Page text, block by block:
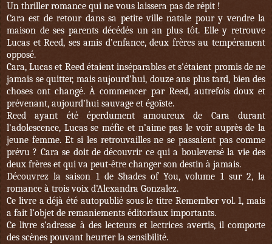
Un thriller romance qui ne vous laissera pas de répit !
Cara est de retour dans sa petite ville natale pour y vendre la
maison de ses parents décédés un an plus tôt. Elle y retrouve
Lucas et Reed, ses amis d’enfance, deux frères au tempérament
opposé.
Cara, Lucas et Reed étaient inséparables et s'étaient promis de ne
jamais se quitter, mais aujourd'hui, douze ans plus tard, bien des
choses ont changé. À commencer par Reed, autrefois doux et
prévenant, aujourd’hui sauvage et égoïste.
Reed ayant été éperdument amoureux de Cara durant
l'adolescence, Lucas se méfie et n’aime pas le voir auprès de la
jeune femme. Et si les retrouvailles ne se passaient pas comme
prévu ? Cara se doit de découvrir ce qui a bouleversé la vie des
deux frères et qui va peut-être changer son destin à jamais.
Découvrez la saison 1 de Shades of You, volume 1 sur 2, la
romance à trois voix d’Alexandra Gonzalez.
Ce livre a déjà été autopublié sous le titre Remember vol. 1, mais
a fait l’objet de remaniements éditoriaux importants.
Ce livre s’adresse à des lecteurs et lectrices avertis, il comporte
des scènes pouvant heurter la sensibilité.